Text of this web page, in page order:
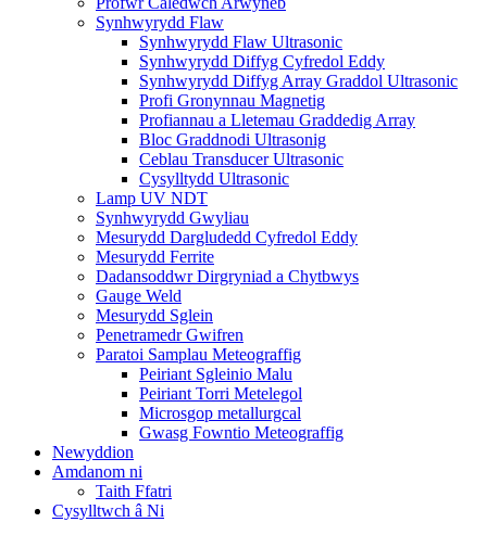
Synhwyrydd Flaw
Synhwyrydd Flaw Ultrasonic
Synhwyrydd Diffyg Cyfredol Eddy
Synhwyrydd Diffyg Array Graddol Ultrasonic
Profi Gronynnau Magnetig
Profiannau a Lletemau Graddedig Array
Bloc Graddnodi Ultrasonig
Ceblau Transducer Ultrasonic
Cysylltydd Ultrasonic
Lamp UV NDT
Synhwyrydd Gwyliau
Mesurydd Dargludedd Cyfredol Eddy
Mesurydd Ferrite
Dadansoddwr Dirgryniad a Chytbwys
Gauge Weld
Mesurydd Sglein
Penetramedr Gwifren
Paratoi Samplau Meteograffig
Peiriant Sgleinio Malu
Peiriant Torri Metelegol
Microsgop metallurgcal
Gwasg Fowntio Meteograffig
Newyddion
Amdanom ni
Taith Ffatri
Cysylltwch â Ni